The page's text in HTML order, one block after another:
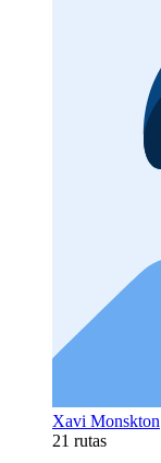
Xavi Monskton
21 rutas